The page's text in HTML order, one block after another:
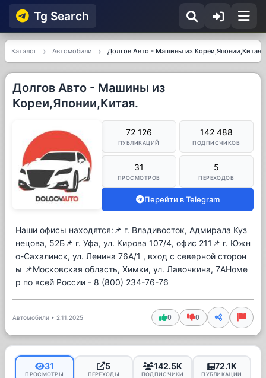
Tg Searсh
Каталог Автомобили Долгов Авто - Машины из Кореи,Японии,Китая.
Долгов Авто - Машины из
Кореи,Японии,Китая.
72 126
ПУБЛИКАЦИЙ
142 488
ПОДПИСЧИКОВ
31
ПРОСМОТРОВ
5
ПЕРЕХОДОВ
Перейти в Telegram
Наши офисы находятся:📌 г. Владивосток, Адмирала Куз
нецова, 52Б📌 г. Уфа, ул. Кирова 107/4, офис 211📌 г. Южн
о-Сахалинск, ул. Ленина 76А/1 , вход с северной сторон
ы 📌Московская область, Химки, ул. Лавочкина, 7AНоме
р по всей России - 8 (800) 234-76-76
Автомобили • 2.11.2025 0 0
31
ПРОСМОТРЫ
5
ПЕРЕХОДЫ
142.5K
ПОДПИСЧИКИ
72.1K
ПУБЛИКАЦИИ